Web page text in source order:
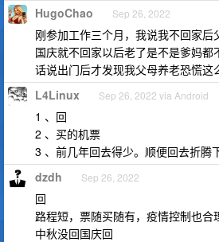
HugoChao Sep 26, 2022
刚参加工作三个月，我说我不回家
国庆就不回家以后老了是不是爹妈都
话说出门后才发现我父母养老恐慌这
L4Linux Sep 26, 2022 via Android
1 、回
2 、买的机票
3 、前几年回去得少。顺便回去折腾
dzdh Sep 26, 2022
回
路程短，票随买随有，疫情控制也合
中秋没回国庆回